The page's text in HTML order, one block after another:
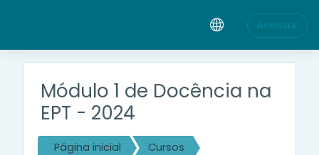
Acessar
Módulo 1 de Docência na
EPT - 2024
Página inicial Cursos